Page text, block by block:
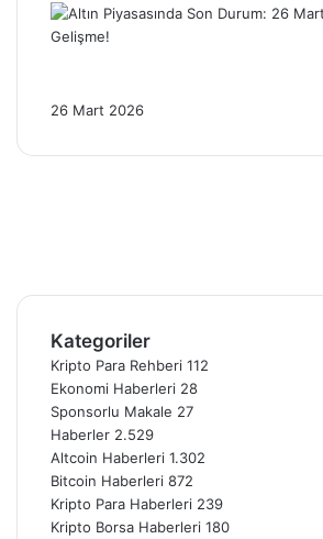
26 Mart 2026
Kategoriler
Kripto Para Rehberi 112
Ekonomi Haberleri 28
Sponsorlu Makale 27
Haberler 2.529
Altcoin Haberleri 1.302
Bitcoin Haberleri 872
Kripto Para Haberleri 239
Kripto Borsa Haberleri 180